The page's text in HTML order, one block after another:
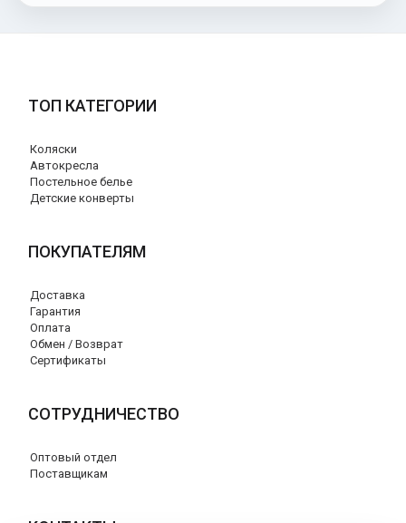
ТОП КАТЕГОРИИ
Коляски
Автокресла
Постельное белье
Детские конверты
ПОКУПАТЕЛЯМ
Доставка
Гарантия
Оплата
Обмен / Возврат
Сертификаты
СОТРУДНИЧЕСТВО
Оптовый отдел
Поставщикам